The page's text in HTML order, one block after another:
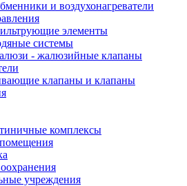
и воздухонагреватели
элементы
системы
- жалюзийные клапаны
клапаны и клапаны
комплексы
учреждения